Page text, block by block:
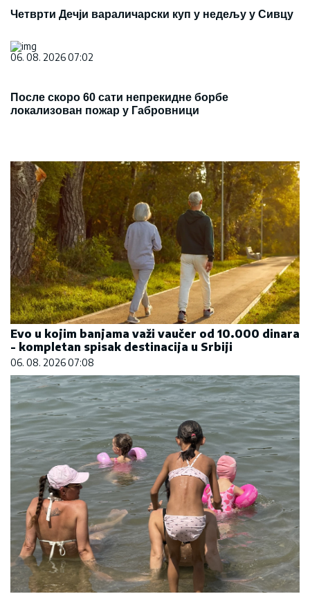
Четврти Дечји вараличарски куп у недељу у Сивцу
06. 08. 2026 07:02
После скоро 60 сати непрекидне борбе
локализован пожар у Габровници
Evo u kojim banjama važi vaučer od 10.000 dinara
- kompletan spisak destinacija u Srbiji
06. 08. 2026 07:08